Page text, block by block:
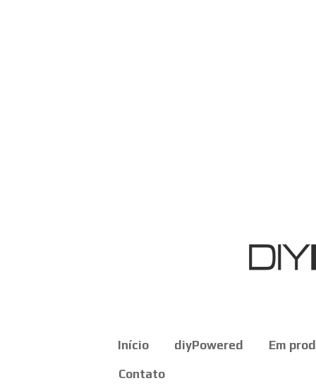
Início diyPowered Em
Contato